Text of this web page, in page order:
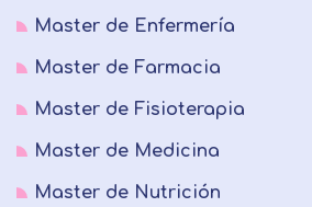
Master de Enfermería
Master de Farmacia
Master de Fisioterapia
Master de Medicina
Master de Nutrición